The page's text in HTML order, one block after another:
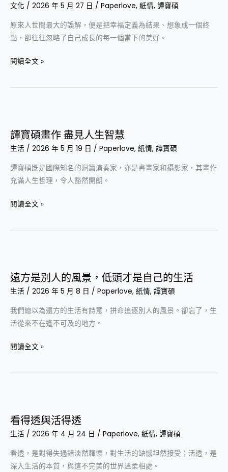
文化 / 2026 年 5 月 27 日 / Paperlove, 紙情, 譚寶碩
原來人世間最大的誤解，便是把幸福定義為結果、想象成一個終
點，卻往往忽略了自己成長的每一個當下的美好。
路
往
福，
是
道
閱讀全文 »
譚寶碩畫作 盡見人生智慧
生活 / 2026 年 5 月 19 日 / Paperlove, 紙情, 譚寶碩
譚寶碩既是國際知名的洞簫演奏家，亦是書畫家和攝影家，其畫作
充滿人生哲理，令人豁然開朗。
碩
畫
作
盡
人
閱讀全文 »
遠方是別人的風景，低頭才是自己的生活
生活 / 2026 年 5 月 8 日 / Paperlove, 紙情, 譚寶碩
我們總以為遠方的生活有詩意，拼命追逐別人的風景。卻忘了，生
活從來不在遙不可及的地方。
是
別
人
的
景，
己
的
活
閱讀全文 »
看得透與活得透
生活 / 2026 年 4 月 24 日 / Paperlove, 紙情, 譚寶碩
看透，是對得失過錯淡然釋懷，對生活的缺憾坦然接受；活透，是
深入生活的本質，與這不完美的世界溫柔相處。
透
與
活
得